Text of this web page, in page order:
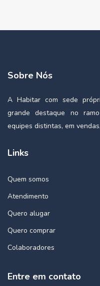
Sobre Nós
A Habitar com sede
grande destaque no
equipes distintas, em
Links
Quem somos
Atendimento
Quero alugar
Quero comprar
Colaboradores
Entre em contato